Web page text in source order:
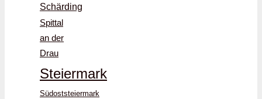
Schärding
Spittal
an der
Drau
Steiermark
Südoststeiermark